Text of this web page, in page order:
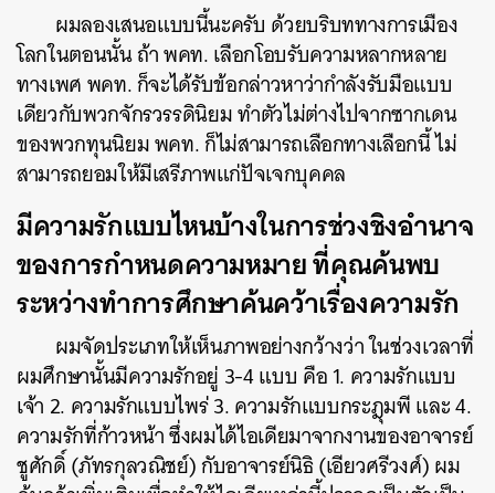
ผมลองเสนอแบบนี้นะครับ ด้วยบริบททางการเมือง
โลกในตอนนั้น ถ้า พคท. เลือกโอบรับความหลากหลาย
ทางเพศ พคท. ก็จะได้รับข้อกล่าวหาว่ากำลังรับมือแบบ
เดียวกับพวกจักรวรรดินิยม ทำตัวไม่ต่างไปจากซากเดน
ของพวกทุนนิยม พคท. ก็ไม่สามารถเลือกทางเลือกนี้ ไม่
สามารถยอมให้มีเสรีภาพแก่ปัจเจกบุคคล
มีความรักแบบไหนบ้างในการช่วงชิงอำนาจ
ของการกำหนดความหมาย ที่คุณค้นพบ
ระหว่างทำการศึกษาค้นคว้าเรื่องความรัก
ผมจัดประเภทให้เห็นภาพอย่างกว้างว่า ในช่วงเวลาที่
ผมศึกษานั้นมีความรักอยู่ 3-4 แบบ คือ 1. ความรักแบบ
เจ้า 2. ความรักแบบไพร่ 3. ความรักแบบกระฎุมพี และ 4.
ความรักที่ก้าวหน้า ซึ่งผมได้ไอเดียมาจากงานของอาจารย์
ชูศักดิ์ (ภัทรกุลวณิชย์) กับอาจารย์นิธิ (เอียวศรีวงศ์) ผม